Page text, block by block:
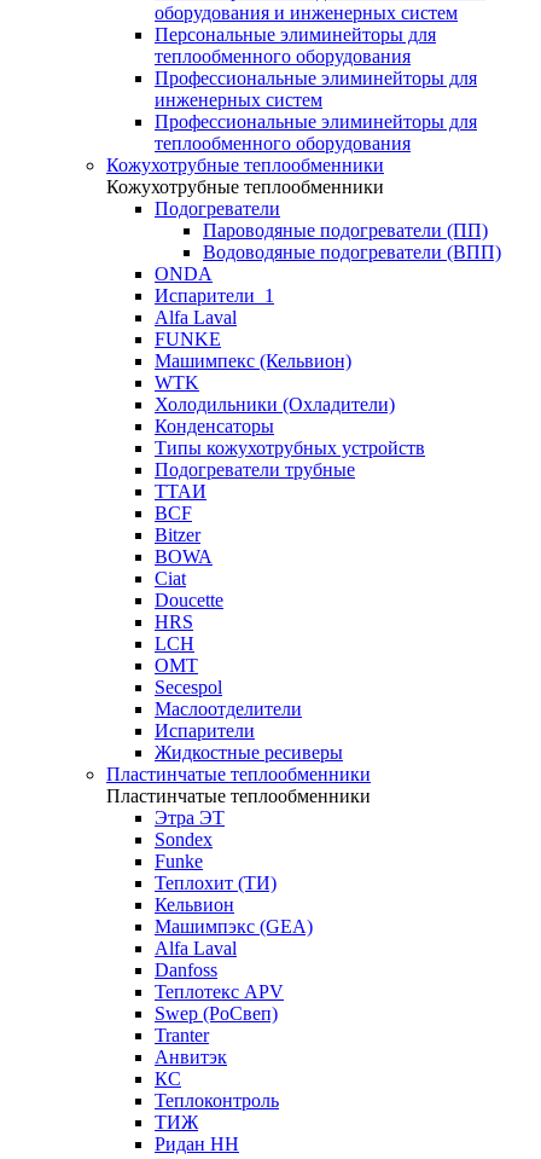
оборудования и инженерных систем
Персональные элиминейторы для
теплообменного оборудования
Профессиональные элиминейторы для
инженерных систем
Профессиональные элиминейторы для
теплообменного оборудования
Кожухотрубные теплообменники
Кожухотрубные теплообменники
Подогреватели
Пароводяные подогреватели (ПП)
Водоводяные подогреватели (ВПП)
ONDA
Испарители_1
Alfa Laval
FUNKE
Машимпекс (Кельвион)
WTK
Холодильники (Охладители)
Конденсаторы
Типы кожухотрубных устройств
Подогреватели трубные
ТТАИ
BCF
Bitzer
BOWA
Ciat
Doucette
HRS
LCH
OMT
Secespol
Маслоотделители
Испарители
Жидкостные ресиверы
Пластинчатые теплообменники
Пластинчатые теплообменники
Этра ЭТ
Sondex
Funke
Теплохит (ТИ)
Кельвион
Машимпэкс (GEA)
Alfa Laval
Danfoss
Теплотекс APV
Swep (РоСвеп)
Tranter
Анвитэк
КС
Теплоконтроль
ТИЖ
Ридан НН